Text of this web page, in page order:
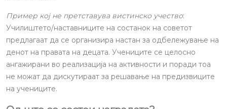
Пример кој не претставува вистинско учество:
Училиштето/наставниците на состанок на советот
предлагаат да се организира настан за одбележување на
денот на правата на децата. Учениците се целосно
ангажирани во реализација на активности и поради тоа
не можат да дискутираат за решавање на предизвиците
на учениците.